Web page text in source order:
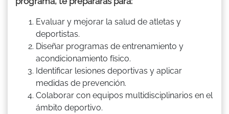
Evaluar y mejorar la salud de atletas y
deportistas.
Diseñar programas de entrenamiento y
acondicionamiento físico.
Identificar lesiones deportivas y aplicar
medidas de prevención.
Colaborar con equipos multidisciplinarios en el
ámbito deportivo.